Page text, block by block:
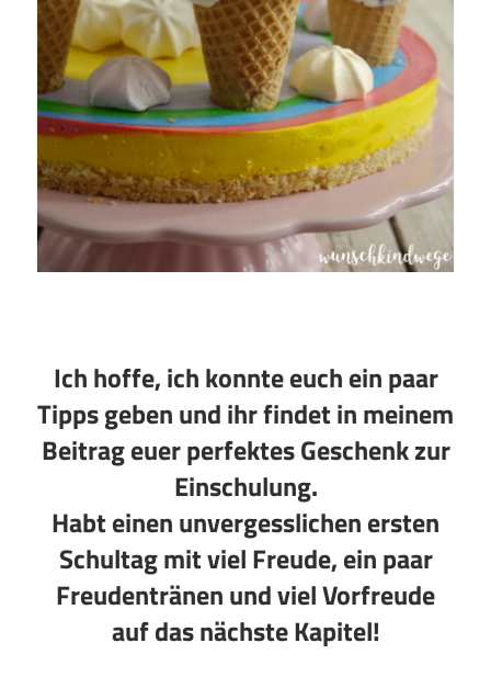
Ich hoffe, ich konnte euch ein paar
Tipps geben und ihr findet in meinem
Beitrag euer perfektes Geschenk zur
Einschulung.
Habt einen unvergesslichen ersten
Schultag mit viel Freude, ein paar
Freudentränen und viel Vorfreude
auf das nächste Kapitel!